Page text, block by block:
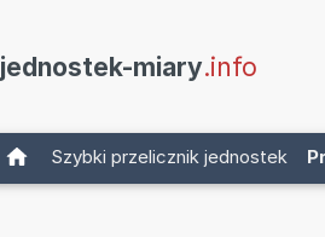
jednostek-miary.info
Szybki przelicznik jednostek